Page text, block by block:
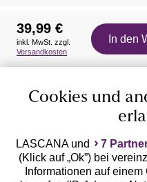
Auszeichnungen
Geprüfte
39,99 €
inkl. MwSt. zzgl.
Versandkosten
In den
Cookies und
LASCANA und 7
(Klick auf „Ok”) bei
Informationen auf